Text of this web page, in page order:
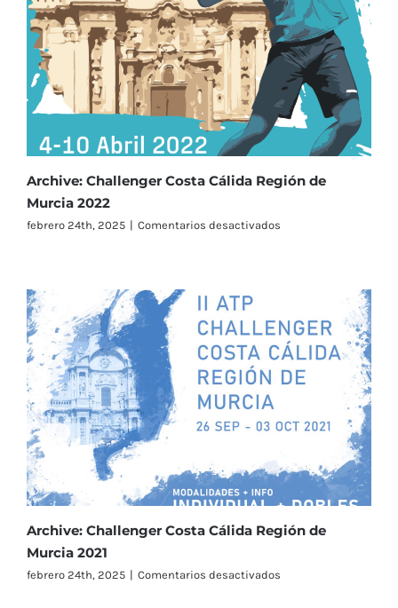
2023
Archive: Challenger Costa Cálida Región de
Murcia 2022
febrero 24th, 2025 | Comentarios desactivados
de
Murcia
2022
Archive: Challenger Costa Cálida Región de
Murcia 2021
febrero 24th, 2025 | Comentarios desactivados